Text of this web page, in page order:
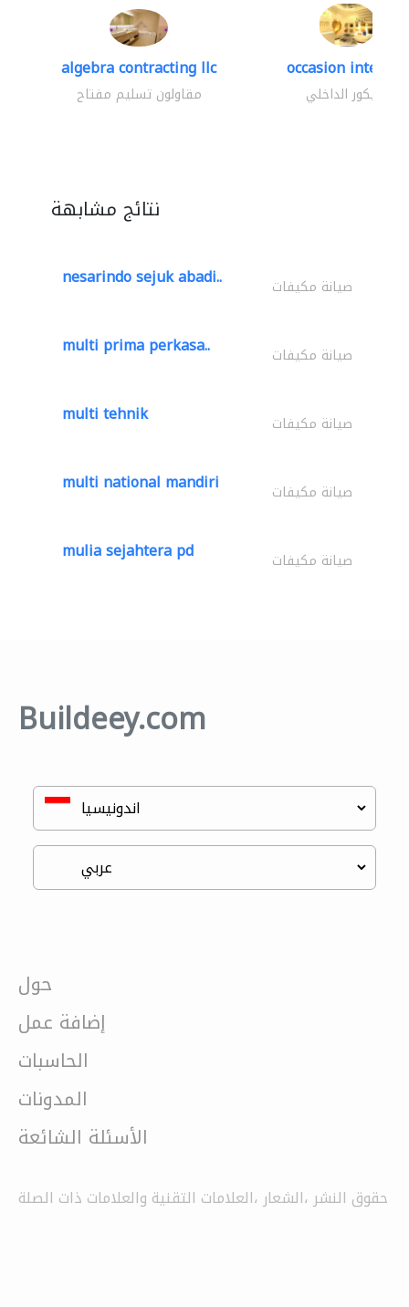
algebra contracting llc
مقاولون تسليم مفتاح
occasion interiors
الديكور الداخلي
نتائج مشابهة
nesarindo sejuk abadi.. صيانة مكيفات
multi prima perkasa.. صيانة مكيفات
multi tehnik صيانة مكيفات
multi national mandiri صيانة مكيفات
mulia sejahtera pd صيانة مكيفات
Buildeey.com
حول
إضافة عمل
الحاسبات
المدونات
الأسئلة الشائعة
حقوق النشر ،الشعار ،العلامات التقنية والعلامات ذات الصلة